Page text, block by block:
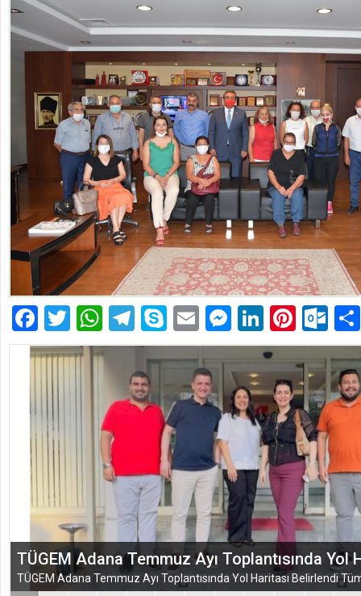
Facebook
Twitter
WhatsApp
Telegram
SkypeEmailMessenger
LinkedIn
EĞİTİM-BİR-SEN ADANA ŞUBESİ’NDEN
VEFA VE DAYANIŞMA ÇIKARMASI